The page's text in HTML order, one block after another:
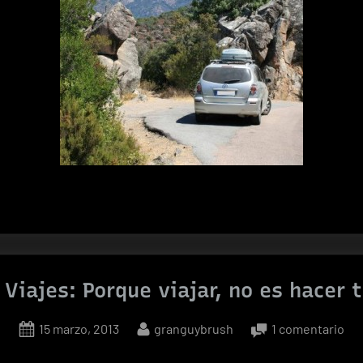
Viajes: Porque viajar, no es hacer
Posted
15 marzo, 2013 By
granguybrush 1 comentarioen